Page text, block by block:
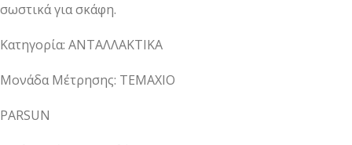
σωστικά για σκάφη.
Κατηγορία: ΑΝΤΑΛΛΑΚΤΙΚΑ
Μονάδα Μέτρησης: ΤΕΜΑΧΙΟ
PARSUN